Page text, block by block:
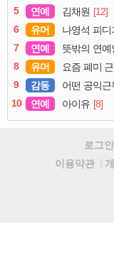
5
연예 김채원 [12]
6
유머 나영석 피
7
연예 뜻밖의 연
8
유머 요즘 폐미
9
감동 어떤 공익
10
연예 아이유 [8]
로그인
이용약관